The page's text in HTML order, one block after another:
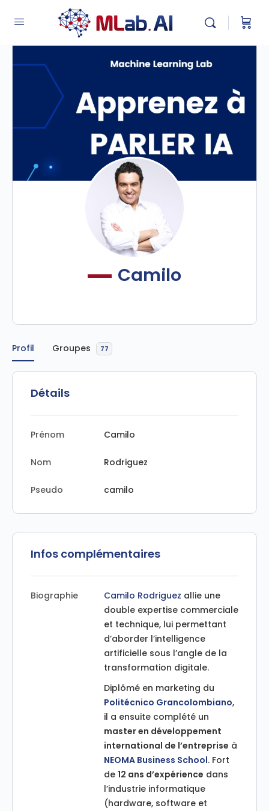
Camilo
Profil Groupes 77
Détails
Prénom Camilo
Nom Rodriguez
Pseudo camilo
Infos complémentaires
Biographie Camilo Rodriguez allie une
double expertise commerciale
et technique, lui permettant
d’aborder l’intelligence
artificielle sous l’angle de la
transformation digitale.
Diplômé en marketing du
Politécnico Grancolombiano,
il a ensuite complété un
master en développement
international de l’entreprise à
NEOMA Business School. Fort
de 12 ans d’expérience dans
l’industrie informatique
(hardware, software et